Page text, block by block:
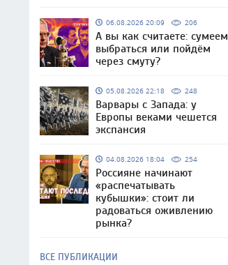
06.08.2026 20:09 206
А вы как считаете: сумеем
выбраться или пойдём
через смуту?
05.08.2026 22:18 248
Варвары с Запада: у
Европы веками чешется
экспансия
04.08.2026 18:04 254
Россияне начинают
«распечатывать
кубышки»: стоит ли
радоваться оживлению
рынка?
ВСЕ ПУБЛИКАЦИИ